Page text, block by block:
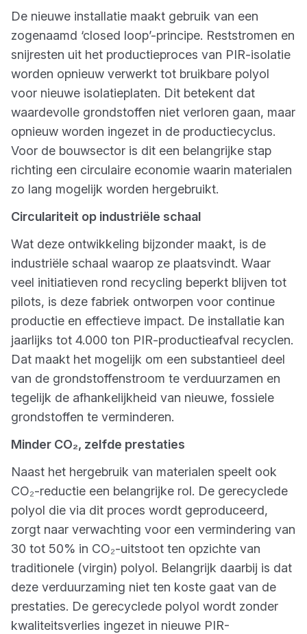
De nieuwe installatie maakt gebruik van een
zogenaamd ‘closed loop’-principe. Reststromen en
snijresten uit het productieproces van PIR-isolatie
worden opnieuw verwerkt tot bruikbare polyol
voor nieuwe isolatieplaten. Dit betekent dat
waardevolle grondstoffen niet verloren gaan, maar
opnieuw worden ingezet in de productiecyclus.
Voor de bouwsector is dit een belangrijke stap
richting een circulaire economie waarin materialen
zo lang mogelijk worden hergebruikt.
Circulariteit op industriële schaal
Wat deze ontwikkeling bijzonder maakt, is de
industriële schaal waarop ze plaatsvindt. Waar
veel initiatieven rond recycling beperkt blijven tot
pilots, is deze fabriek ontworpen voor continue
productie en effectieve impact. De installatie kan
jaarlijks tot 4.000 ton PIR-productieafval recyclen.
Dat maakt het mogelijk om een substantieel deel
van de grondstoffenstroom te verduurzamen en
tegelijk de afhankelijkheid van nieuwe, fossiele
grondstoffen te verminderen.
Minder CO₂, zelfde prestaties
Naast het hergebruik van materialen speelt ook
CO₂-reductie een belangrijke rol. De gerecyclede
polyol die via dit proces wordt geproduceerd,
zorgt naar verwachting voor een vermindering van
30 tot 50% in CO₂-uitstoot ten opzichte van
traditionele (virgin) polyol. Belangrijk daarbij is dat
deze verduurzaming niet ten koste gaat van de
prestaties. De gerecyclede polyol wordt zonder
kwaliteitsverlies ingezet in nieuwe PIR-